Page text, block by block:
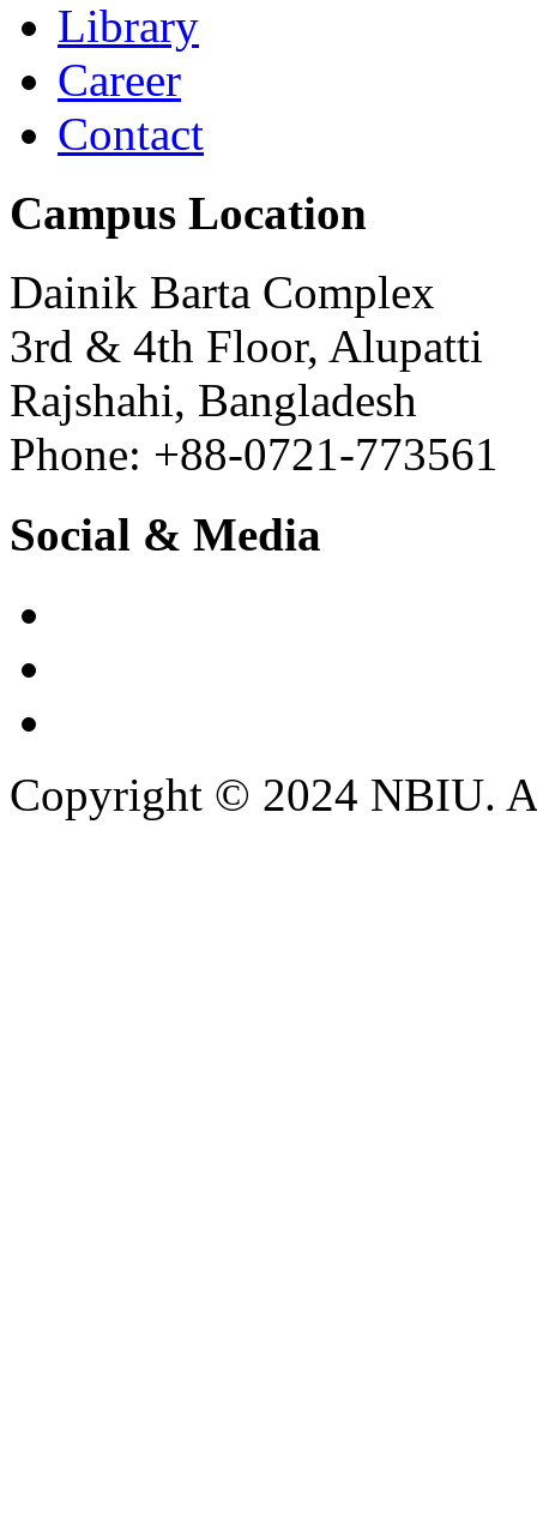
Library
Career
Contact
Campus Location
Dainik Barta Complex
3rd & 4th Floor, Alupatti
Rajshahi, Bangladesh
Phone: +88-0721-773561
Social & Media
Copyright © 2024 NBIU.